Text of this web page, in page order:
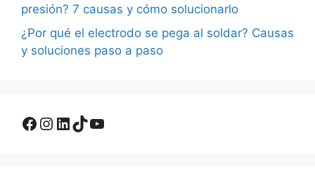
presión? 7 causas y cómo solucionarlo
¿Por qué el electrodo se pega al soldar? Causas
y soluciones paso a paso
Facebook
Instagram
LinkedIn
TikTok
YouTube